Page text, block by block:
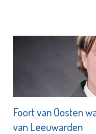
Foort van Oosten
van Leeuwarden